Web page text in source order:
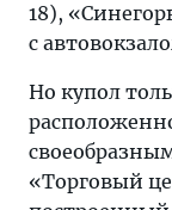
18),
с
Но купол
«Торговый